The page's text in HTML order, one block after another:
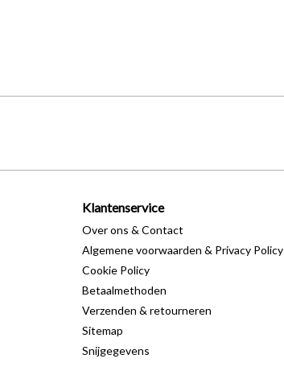
Klantenservice
Over ons & Contact
Algemene voorwaarden & Privacy Policy
Cookie Policy
Betaalmethoden
Verzenden & retourneren
Sitemap
Snijgegevens